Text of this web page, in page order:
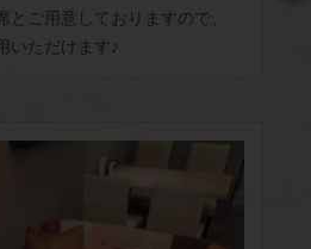
とご用意しておりますので、
いただけます♪